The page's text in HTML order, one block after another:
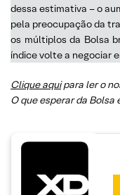
dessa estimativa – o
pela preocupação da
os múltiplos da Bolsa
índice volte a negociar
Clique aqui para ler o
O que esperar da Bolsa